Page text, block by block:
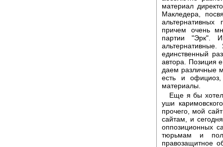
материал
Макледера,
альтернативных
причем очень
партии "Эрк".
единственный
автора. Позиция
даем различные
есть и официоз,
материалы.
Еще я бы хотел
уши
прочего, мой
сайтам, и
оппозиционных
тюрьмам и
правозащитное